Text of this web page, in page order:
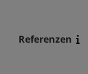
Referenzen